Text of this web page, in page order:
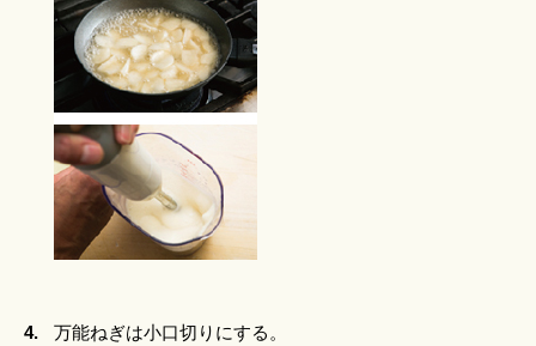
4. 万能ねぎは小口切りにする。